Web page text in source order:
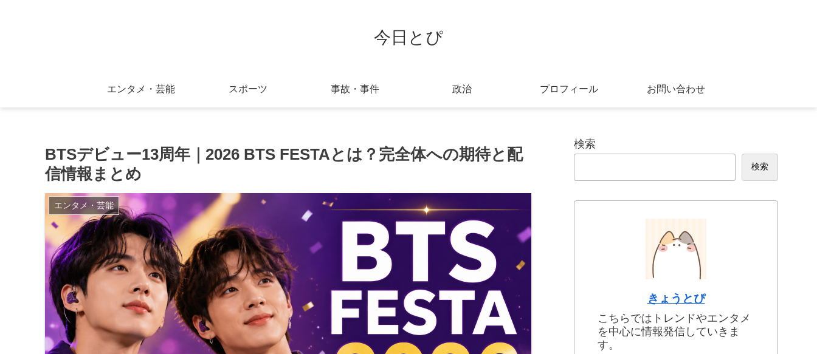
今日とぴ
エンタメ・芸能 スポーツ 事故・事件 政治 プロフィール お問い合わせ
BTSデビュー13周年｜2026 BTS FESTAとは？完全体への期待と配
信情報まとめ
エンタメ・芸能
検索
検索
きょうとぴ
こちらではトレンドやエンタメ
を中心に情報発信していきま
す。